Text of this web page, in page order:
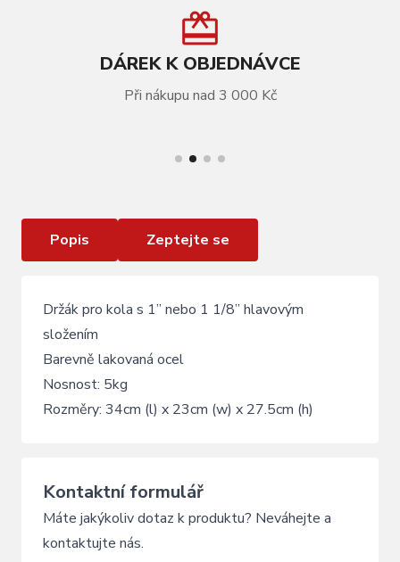
DÁREK K OBJEDNÁVCE
Při nákupu nad 3 000 Kč
Popis Zeptejte se
Držák pro kola s 1” nebo 1 1/8” hlavovým
složením
Barevně lakovaná ocel
Nosnost: 5kg
Rozměry: 34cm (l) x 23cm (w) x 27.5cm (h)
Kontaktní formulář
Máte jakýkoliv dotaz k produktu? Neváhejte a
kontaktujte nás.